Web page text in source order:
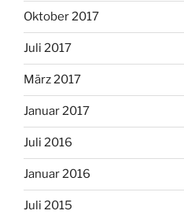
Oktober 2017
Juli 2017
März 2017
Januar 2017
Juli 2016
Januar 2016
Juli 2015